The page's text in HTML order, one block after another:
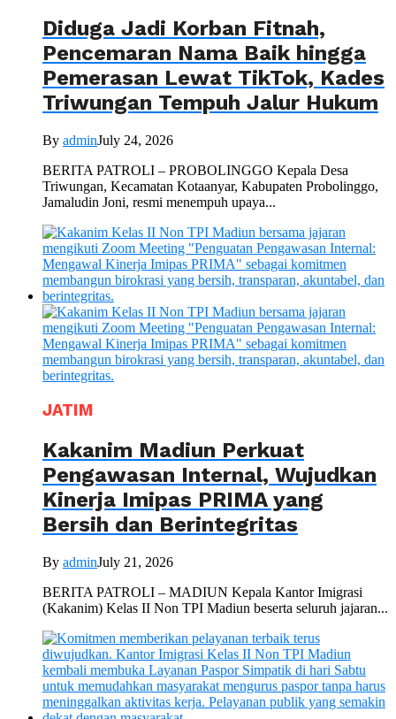
Diduga Jadi Korban Fitnah,
Pencemaran Nama Baik hingga
Pemerasan Lewat TikTok, Kades
Triwungan Tempuh Jalur Hukum
By adminJuly 24, 2026
BERITA PATROLI – PROBOLINGGO Kepala Desa
Triwungan, Kecamatan Kotaanyar, Kabupaten Probolinggo,
Jamaludin Joni, resmi menempuh upaya...
JATIM
Kakanim Madiun Perkuat
Pengawasan Internal, Wujudkan
Kinerja Imipas PRIMA yang
Bersih dan Berintegritas
By adminJuly 21, 2026
BERITA PATROLI – MADIUN Kepala Kantor Imigrasi
(Kakanim) Kelas II Non TPI Madiun beserta seluruh jajaran...